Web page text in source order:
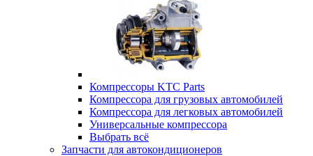
Компрессоры KTC Parts
Компрессора для грузовых автомобилей
Компрессора для легковых автомобилей
Универсальные компрессора
Выбрать всё
Запчасти для автокондиционеров